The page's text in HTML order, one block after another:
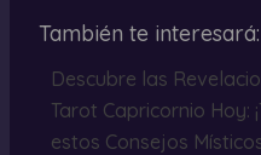
También te interesará:
Descubre las
Tarot Capricornio Hoy:
estos Consejos